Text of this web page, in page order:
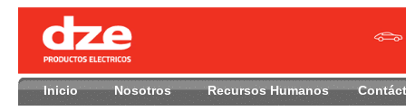
Inicio Nosotros Recursos Humanos